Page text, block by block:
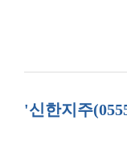
'신한지주